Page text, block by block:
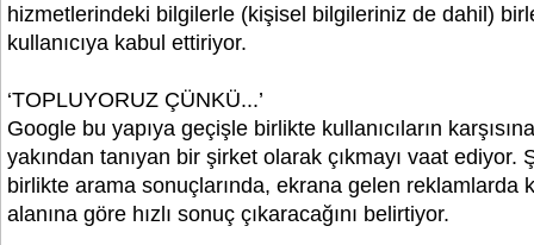
hizmetlerindeki bilgilerle (kişisel bilgileriniz de dahil)
kullanıcıya kabul ettiriyor.
‘TOPLUYORUZ ÇÜNKÜ...’
Google bu yapıya geçişle birlikte kullanıcıların
yakından tanıyan bir şirket olarak çıkmayı vaat ediyor.
birlikte arama sonuçlarında, ekrana gelen reklamlarda
alanına göre hızlı sonuç çıkaracağını belirtiyor.